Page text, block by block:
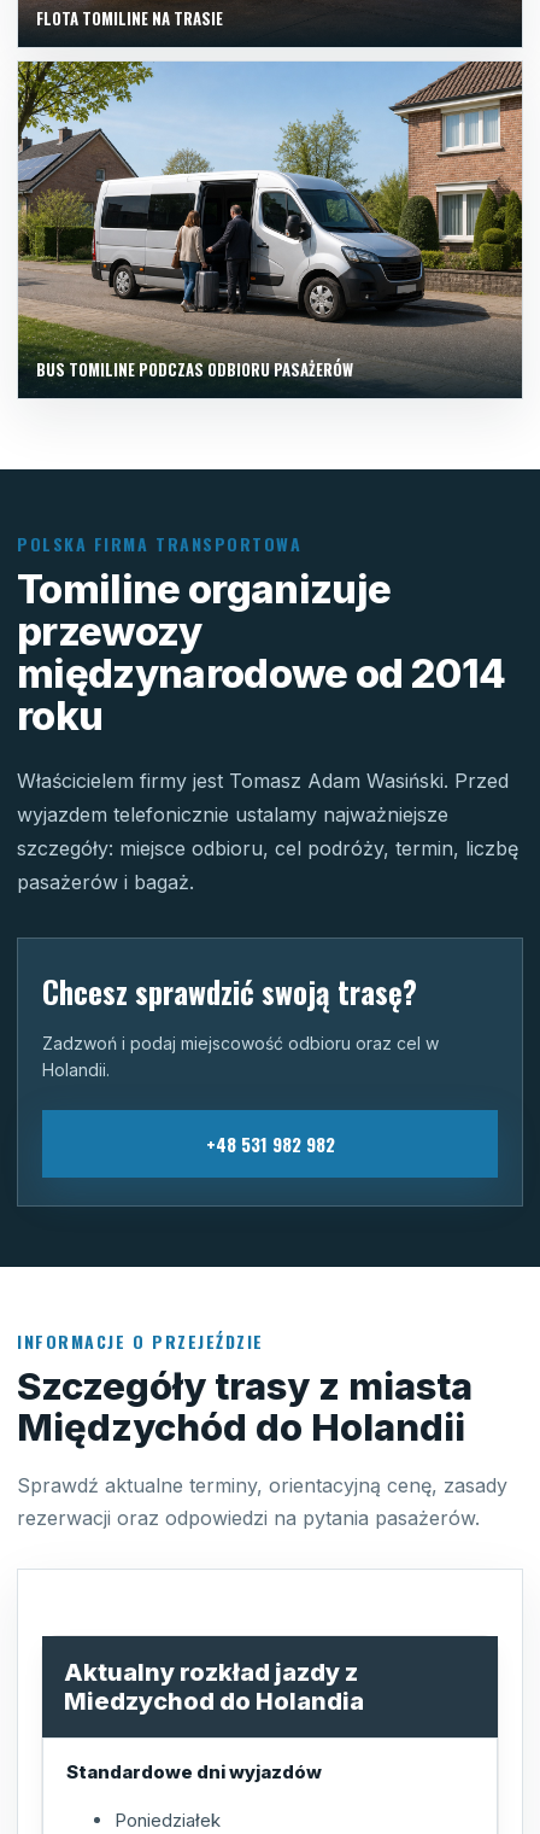
FLOTA TOMILINE NA TRASIE
BUS TOMILINE PODCZAS ODBIORU PASAŻERÓW
POLSKA FIRMA TRANSPORTOWA
Tomiline organizuje
przewozy
międzynarodowe od 2014
roku
Właścicielem firmy jest Tomasz Adam Wasiński. Przed
wyjazdem telefonicznie ustalamy najważniejsze
szczegóły: miejsce odbioru, cel podróży, termin, liczbę
pasażerów i bagaż.
Chcesz sprawdzić swoją trasę?
Zadzwoń i podaj miejscowość odbioru oraz cel w
Holandii.
+48 531 982 982
INFORMACJE O PRZEJEŹDZIE
Szczegóły trasy z miasta
Międzychód do Holandii
Sprawdź aktualne terminy, orientacyjną cenę, zasady
rezerwacji oraz odpowiedzi na pytania pasażerów.
Aktualny rozkład jazdy z
Miedzychod do Holandia
Standardowe dni wyjazdów
Poniedziałek